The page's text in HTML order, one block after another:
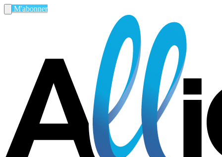
M'abonner